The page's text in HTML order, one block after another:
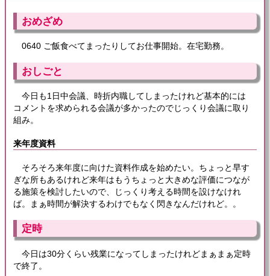
おめざめ
0640 ご飯食べてまったりしてお仕事開始。在宅勤務。
おしごと
今日も1日中会議、時折内職してしまったけれど基本的には
コメントを求められる会議が多かったのでじっくり会議に取り
組み。
来年度資料
そろそろ来年度に向けた資料作成を始めたい。ちょっと早す
ぎな所もあるけれど来年はもうちょっと大きめな評価につなが
る施策を検討したいので、じっくり考える時間を設けなけれ
ば。まぁ時間が解決するわけでもなく閃きなんだけれど。。
定時
今日は30分くらい残業になってしまったけれどまぁまぁ定時
で終了。